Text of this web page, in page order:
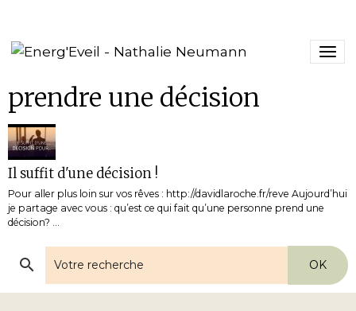
prendre une décision
Il suffit d'une décision !
Pour aller plus loin sur vos rêves : http://davidlaroche.fr/reve Aujourd’hui
je partage avec vous : qu’est ce qui fait qu’une personne prend une
décision? ...
OK